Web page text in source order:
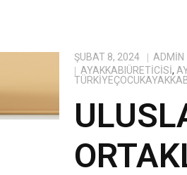
ŞUBAT 8, 2024
ADMIN
AYAKKABIÜRETICISI,